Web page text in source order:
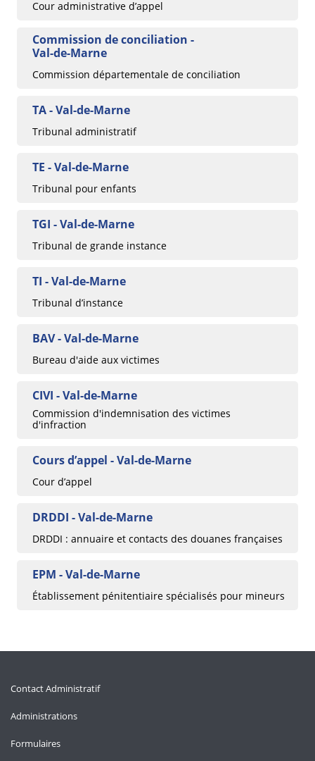
Cour administrative d’appel
Commission de conciliation -
Val-de-Marne
Commission départementale de conciliation
TA - Val-de-Marne
Tribunal administratif
TE - Val-de-Marne
Tribunal pour enfants
TGI - Val-de-Marne
Tribunal de grande instance
TI - Val-de-Marne
Tribunal d’instance
BAV - Val-de-Marne
Bureau d'aide aux victimes
CIVI - Val-de-Marne
Commission d'indemnisation des victimes
d'infraction
Cours d’appel - Val-de-Marne
Cour d’appel
DRDDI - Val-de-Marne
DRDDI : annuaire et contacts des douanes françaises
EPM - Val-de-Marne
Établissement pénitentiaire spécialisés pour mineurs
Contact Administratif
Administrations
Formulaires